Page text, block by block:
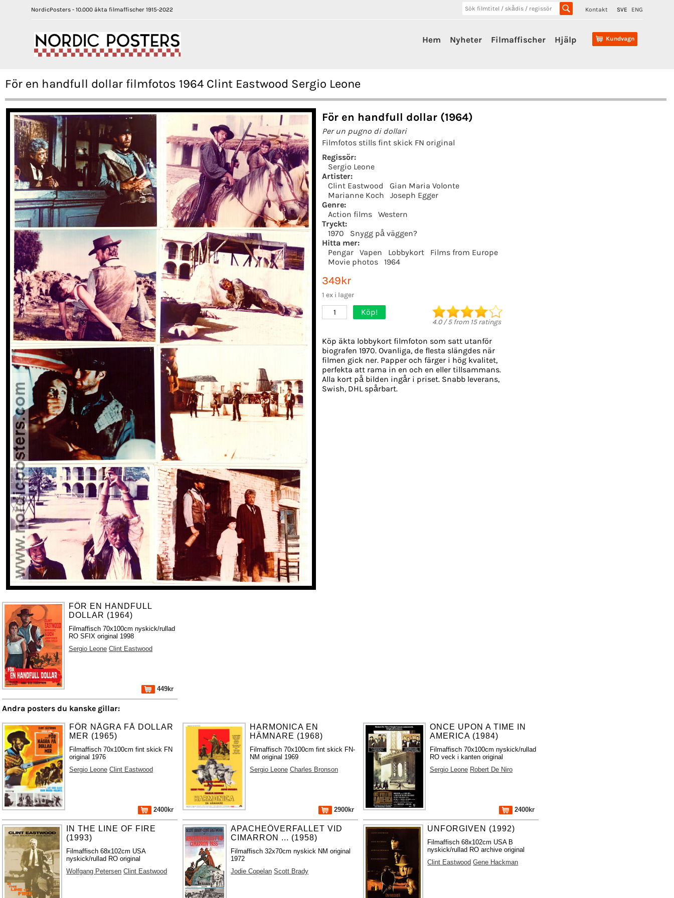
NordicPosters - 10.000 äkta filmaffischer 1915-2022 Kontakt SVE ENG
Kundvagn
Hem Nyheter Filmaffischer Hjälp
För en handfull dollar filmfotos 1964 Clint Eastwood Sergio Leone
För en handfull dollar (1964)
Per un pugno di dollari
Filmfotos stills fint skick FN original
Regissör:
Sergio Leone
Artister:
Clint Eastwood
Gian Maria Volonte
Marianne Koch
Joseph Egger
Genre:
Action films
Western
Tryckt:
1970
Snygg på väggen?
Hitta mer:
Pengar
Vapen Lobbykort
Films from Europe
Movie photos
1964
349kr
1 ex i lager
1 Köp!
4.0/5from 15ratings
Köp äkta lobbykort filmfoton som satt utanför
biografen 1970. Ovanliga, de flesta slängdes när
filmen gick ner. Papper och färger i hög kvalitet,
perfekta att rama in en och en eller tillsammans.
Alla kort på bilden ingår i priset. Snabb leverans,
Swish, DHL spårbart.
FÖR EN HANDFULL
DOLLAR (1964)
Filmaffisch 70x100cm nyskick/rullad
RO SFIX original 1998
Sergio Leone Clint Eastwood
449kr
Andra posters du kanske gillar:
FÖR NÅGRA FÅ DOLLAR
MER (1965)
Filmaffisch 70x100cm fint skick FN
original 1976
Sergio Leone Clint Eastwood
2400kr
HARMONICA EN
HÄMNARE (1968)
Filmaffisch 70x100cm fint skick FN-
NM original 1969
Sergio Leone Charles Bronson
2900kr
ONCE UPON A TIME IN
AMERICA (1984)
Filmaffisch 70x100cm nyskick/rullad
RO veck i kanten original
Sergio Leone Robert De Niro
2400kr
IN THE LINE OF FIRE
(1993)
Filmaffisch 68x102cm USA
nyskick/rullad RO original
Wolfgang Petersen Clint Eastwood
APACHEÖVERFALLET VID
CIMARRON ... (1958)
Filmaffisch 32x70cm nyskick NM original
1972
Jodie Copelan Scott Brady
UNFORGIVEN (1992)
Filmaffisch 68x102cm USA B
nyskick/rullad RO archive original
Clint Eastwood Gene Hackman